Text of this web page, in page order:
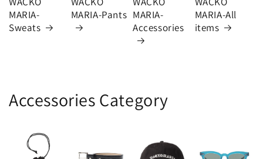
MARIA-
Sweats
MARIA-Pants MARIA-
Accessories
MARIA-All
items
Accessories Category